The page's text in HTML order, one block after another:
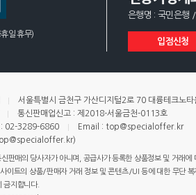
일 휴무)
은행명 : 국민은행
입점신청
서울특별시 금천구 가산디지털2로 70 대륭테크노
통신판매업신고 : 제2018-서울금천-0113호
: 02-3289-6860
Email : top@specialoffer.kr
판매의 당사자가 아니며, 공급사가 등록한 상품정보 및 거래
이트의 상품/판매자 거래 정보 및 콘텐츠/UI 등에 대한 무단
금지합니다.